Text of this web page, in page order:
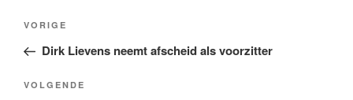
VORIGE
Dirk Lievens neemt afscheid als voorzitter
VOLGENDE